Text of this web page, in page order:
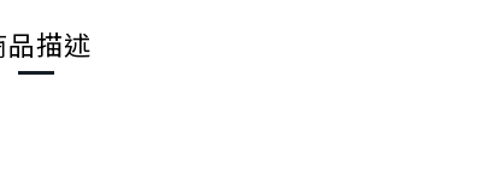
品描述